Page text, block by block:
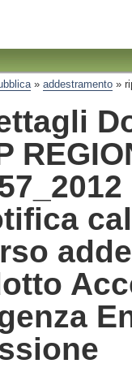
» addestramento»